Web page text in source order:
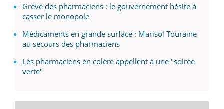
Grève des pharmaciens : le gouvernement hésite à
casser le monopole
Médicaments en grande surface : Marisol Touraine
au secours des pharmaciens
Les pharmaciens en colère appellent à une "soirée
verte"